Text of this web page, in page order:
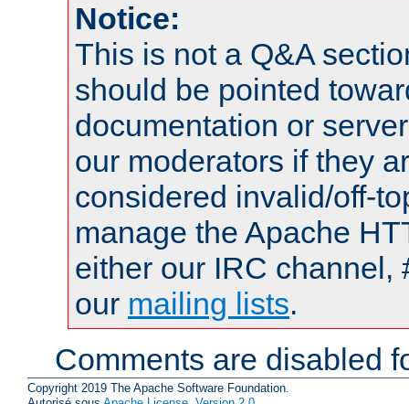
Notice:
This is not a Q&A
should be pointed
documentation or
our moderators if they
considered invalid/off-
manage the Apache
either our IRC channel,
our mailing lists.
Comments are disabled
Copyright 2019 The Apache Software Foundation.